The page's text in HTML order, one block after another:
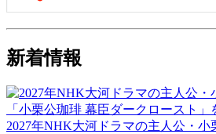
新着情報
2027年NHK大河ドラマの主人公・